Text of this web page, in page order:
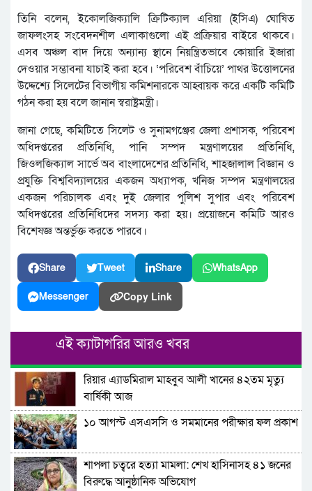
তিনি বলেন, ইকোলজিক্যালি ক্রিটিক্যাল এরিয়া (ইসিএ) ঘোষিত
জাফলংসহ সংবেদনশীল এলাকাগুলো এই প্রক্রিয়ার বাইরে থাকবে।
এসব অঞ্চল বাদ দিয়ে অন্যান্য স্থানে নিয়ন্ত্রিতভাবে কোয়ারি ইজারা
দেওয়ার সম্ভাবনা যাচাই করা হবে। ‘পরিবেশ বাঁচিয়ে’ পাথর উত্তোলনের
উদ্দেশ্যে সিলেটের বিভাগীয় কমিশনারকে আহ্বায়ক করে একটি কমিটি
গঠন করা হয় বলে জানান স্বরাষ্ট্রমন্ত্রী।
জানা গেছে, কমিটিতে সিলেট ও সুনামগঞ্জের জেলা প্রশাসক, পরিবেশ
অধিদপ্তরের প্রতিনিধি, পানি সম্পদ মন্ত্রণালয়ের প্রতিনিধি,
জিওলজিক্যাল সার্ভে অব বাংলাদেশের প্রতিনিধি, শাহজালাল বিজ্ঞান ও
প্রযুক্তি বিশ্ববিদ্যালয়ের একজন অধ্যাপক, খনিজ সম্পদ মন্ত্রণালয়ের
একজন পরিচালক এবং দুই জেলার পুলিশ সুপার এবং পরিবেশ
অধিদপ্তরের প্রতিনিধিদের সদস্য করা হয়। প্রয়োজনে কমিটি আরও
বিশেষজ্ঞ অন্তর্ভুক্ত করতে পারবে।
Share Tweet Share WhatsApp
Messenger Copy Link
এই ক্যাটাগরির আরও খবর
রিয়ার এ্যাডমিরাল মাহবুব আলী খানের ৪২তম মৃত্যু
বার্ষিকী আজ
১০ আগস্ট এসএসসি ও সমমানের পরীক্ষার ফল প্রকাশ
শাপলা চত্বরে হত্যা মামলা: শেখ হাসিনাসহ ৪১ জনের
বিরুদ্ধে আনুষ্ঠানিক অভিযোগ